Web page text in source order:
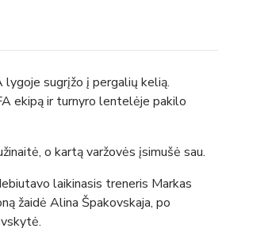
lygoje sugrįžo į pergalių kelią.
ekipą ir turnyro lentelėje pakilo
o kartą varžovės įsimušė sau.
laikinasis treneris Markas
žaidė Alina Špakovskaja, po